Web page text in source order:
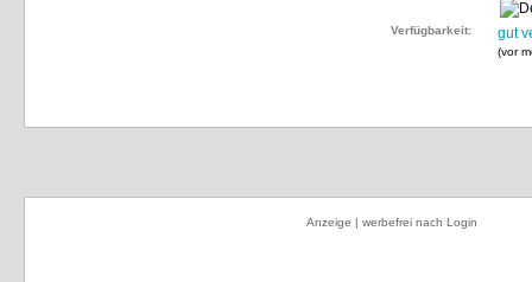
Verfügbarkeit: gut
(vor
Anzeige | werbefrei nach Login